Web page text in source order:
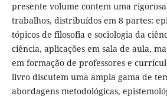
presente volume contem uma rigorosa
trabalhos, distribuídos em 8 partes:
tópicos de filosofia e sociologia da
ciência, aplicações em sala de aula,
em formação de professores e
livro discutem uma ampla gama de
abordagens metodológicas,